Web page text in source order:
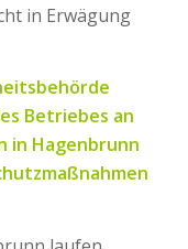
in Erwägung
Betriebes an
in Hagenbrunn